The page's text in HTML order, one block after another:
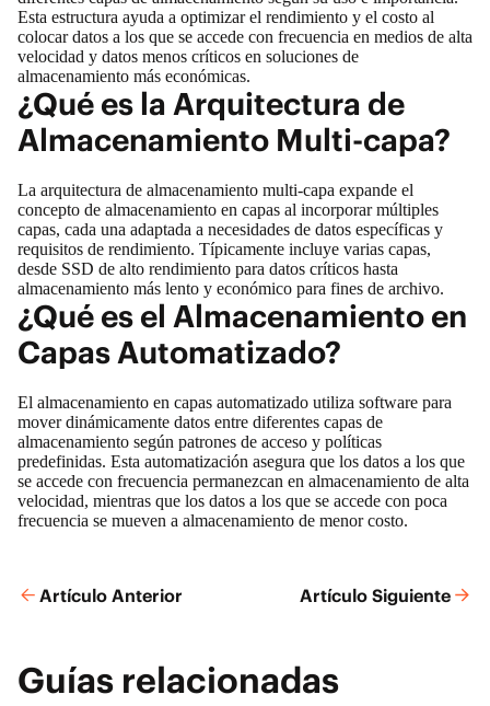
Esta estructura ayuda a optimizar el rendimiento y el costo al
colocar datos a los que se accede con frecuencia en medios de alta
velocidad y datos menos críticos en soluciones de
almacenamiento más económicas.
¿Qué es la Arquitectura de
Almacenamiento Multi-capa?
La arquitectura de almacenamiento multi-capa expande el
concepto de almacenamiento en capas al incorporar múltiples
capas, cada una adaptada a necesidades de datos específicas y
requisitos de rendimiento. Típicamente incluye varias capas,
desde SSD de alto rendimiento para datos críticos hasta
almacenamiento más lento y económico para fines de archivo.
¿Qué es el Almacenamiento en
Capas Automatizado?
El almacenamiento en capas automatizado utiliza software para
mover dinámicamente datos entre diferentes capas de
almacenamiento según patrones de acceso y políticas
predefinidas. Esta automatización asegura que los datos a los que
se accede con frecuencia permanezcan en almacenamiento de alta
velocidad, mientras que los datos a los que se accede con poca
frecuencia se mueven a almacenamiento de menor costo.
Artículo Anterior Artículo Siguiente
Guías relacionadas